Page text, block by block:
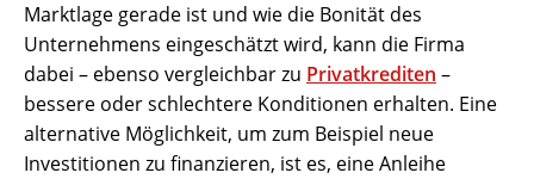
Marktlage gerade ist und wie die Bonität des
Unternehmens eingeschätzt wird, kann die Firma
dabei – ebenso vergleichbar zu Privatkrediten –
bessere oder schlechtere Konditionen erhalten. Eine
alternative Möglichkeit, um zum Beispiel neue
Investitionen zu finanzieren, ist es, eine Anleihe